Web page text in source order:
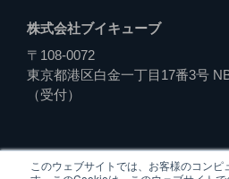
このウェブサイトでは、お客様のコン
株式会社ブイキューブ
〒108-0072
東京都港区白金一丁目17番3号
（受付）
個人情報保護